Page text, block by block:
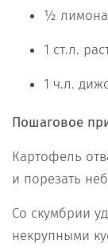
½ лимона
1 ст.л.
1 ч.л.
Пошаговое
Картофель
и порезать
Со скумбрии
некрупными